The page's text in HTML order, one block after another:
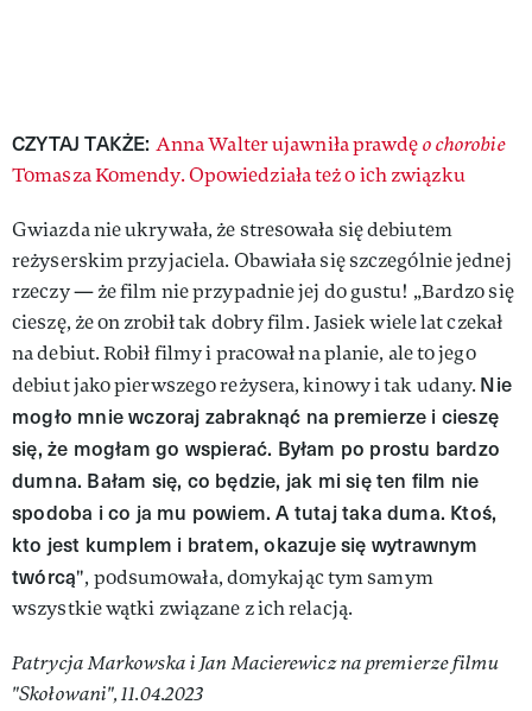
CZYTAJ TAKŻE: Anna Walter ujawniła prawdęo chorobie
Tomasza Komendy. Opowiedziała też o ich związku
Gwiazda nie ukrywała, że stresowała się debiutem
reżyserskim przyjaciela. Obawiała się szczególnie jednej
rzeczy — że film nie przypadnie jej do gustu! „Bardzo się
cieszę, że on zrobił tak dobry film. Jasiek wiele lat czekał
na debiut. Robił filmy i pracował na planie, ale to jego
debiut jako pierwszego reżysera, kinowy i tak udany. Nie
mogło mnie wczoraj zabraknąć na premierze i cieszę
się, że mogłam go wspierać. Byłam po prostu bardzo
dumna. Bałam się, co będzie, jak mi się ten film nie
spodoba i co ja mu powiem. A tutaj taka duma. Ktoś,
kto jest kumplem i bratem, okazuje się wytrawnym
twórcą", podsumowała, domykając tym samym
wszystkie wątki związane z ich relacją.
Patrycja Markowska i Jan Macierewicz na premierze filmu
"Skołowani", 11.04.2023